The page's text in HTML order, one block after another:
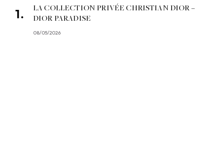
LA COLLECTION PRIVÉE CHRISTIAN DIOR –
DIOR PARADISE
08/05/2026